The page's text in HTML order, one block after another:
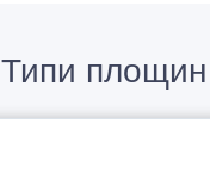
Типи площин